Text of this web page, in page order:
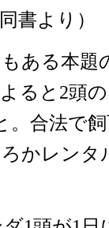
書より）
ある本題
ると2頭
。合法で
かレンタ